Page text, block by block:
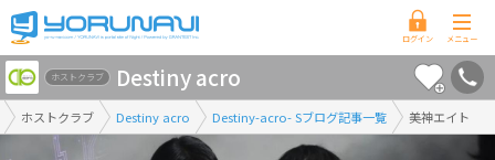
香
川
県
版
ホストクラブ Destiny acro Destiny-acro- Sブログ記事一覧 美神エイト
ホストクラブ Destiny acro